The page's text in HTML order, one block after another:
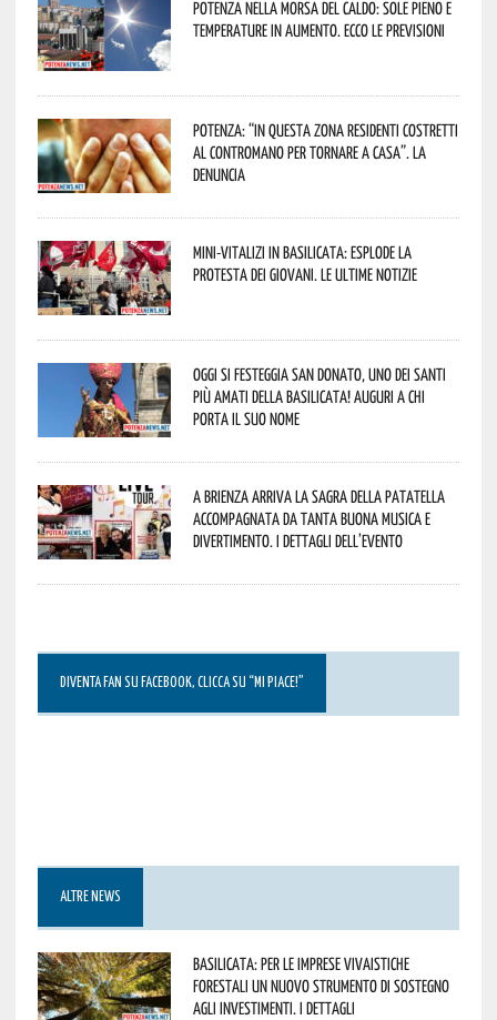
Potenza nella morsa del caldo: sole pieno e
temperature in aumento. Ecco le previsioni
Potenza: “In questa zona residenti costretti
al contromano per tornare a casa”. La
denuncia
Mini-vitalizi in Basilicata: esplode la
protesta dei giovani. Le ultime notizie
Oggi si festeggia San Donato, uno dei Santi
più amati della Basilicata! Auguri a chi
porta il suo nome
A Brienza arriva la Sagra della Patatella
accompagnata da tanta buona musica e
divertimento. I dettagli dell’evento
DIVENTA FAN SU FACEBOOK, CLICCA SU “MI PIACE!”
ALTRE NEWS
Basilicata: per le imprese vivaistiche
forestali un nuovo strumento di sostegno
agli investimenti. I dettagli